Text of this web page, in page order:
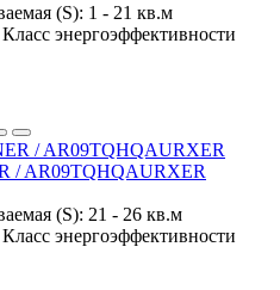
(S): 1 - 21 кв.м
Класс энергоэффективности
/ AR09TQHQAURXER
(S): 21 - 26 кв.м
Класс энергоэффективности